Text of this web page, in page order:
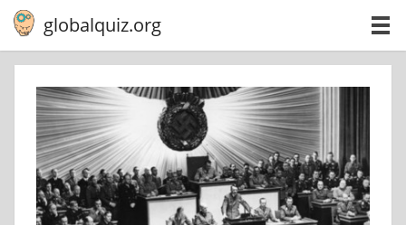
globalquiz.org